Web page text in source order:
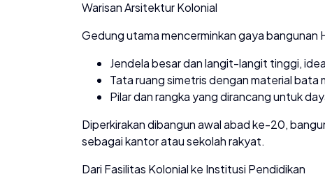
Warisan Arsitektur Kolonial
Gedung utama mencerminkan gaya bangunan
Jendela besar dan langit-langit tinggi,
Tata ruang simetris dengan material bata
Pilar dan rangka yang dirancang untuk
Diperkirakan dibangun awal abad ke-20,
sebagai kantor atau sekolah rakyat.
Dari Fasilitas Kolonial ke Institusi Pendidikan